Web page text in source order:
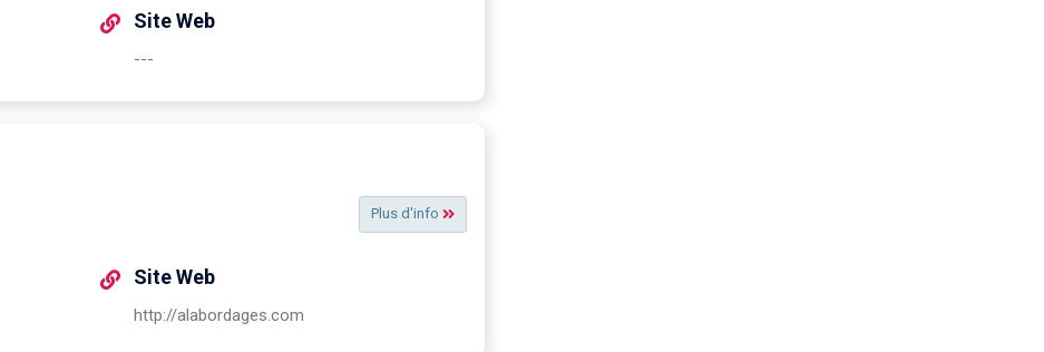
Site Web
---
Plus d'info
Site Web
http://alabordages.com